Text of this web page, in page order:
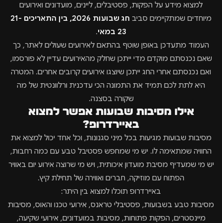
למצוא מידע על הפקות, פסטיבלים, ליינים, מועדונים ואירועים
מיוחדים שמתקיימים סביב
חג שבועות 2026, בין התאריכים 21-
23 במאי
.
העמוד מתעדכן באופן שוטף בהתאם לאירועים שעולים לאתר, כך
שאם נכנסתם מוקדם מדי ייתכן שחלק מהאירועים עדיין לא פורסמו,
ואם נכנסתם אחרי החג ייתכן שיוצגו אירועים קרובים אחרים. המטרה
היא לתת לכם תמיד את התמונה הכי עדכנית ורלוונטית של מה
שקורה בסצנה.
אילו מסיבות שבועות אפשר למצוא
באיירדרופ?
מסיבות שבועות מגיעות בכל מיני סגנונות, וכל אחד יכול למצוא את
החוויה שמתאימה לו. יש מי שמחפש פסטיבל טבע עם כמה רחבות,
יש מי שמעדיף מסיבת מועדון איכותית, ויש מי שרוצה אירוע יום באוויר
הפתוח עם מוזיקה, חברים ואווירה של תחילת קיץ.
באיירדרופ תוכלו למצוא בין היתר:
מסיבות טבע בשבועות, פסטיבלי טראנס, אירועי טכנו והאוס, מסיבות
מיינסטרים, הפקות פתוחות, מסיבות במועדונים, אירועי שקיעה,